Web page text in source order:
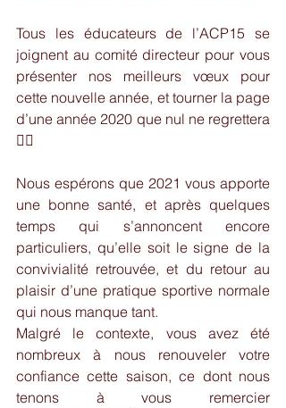
Tous les éducateurs de l’ACP15 se
joignent au comité directeur pour vous
présenter nos meilleurs vœux pour
cette nouvelle année, et tourner la page
d’une année 2020 que nul ne regrettera
🤦‍♂️
Nous espérons que 2021 vous apporte
une bonne santé, et après quelques
temps qui s’annoncent encore
particuliers, qu’elle soit le signe de la
convivialité retrouvée, et du retour au
plaisir d’une pratique sportive normale
qui nous manque tant.
Malgré le contexte, vous avez été
nombreux à nous renouveler votre
confiance cette saison, ce dont nous
tenons à vous remercier